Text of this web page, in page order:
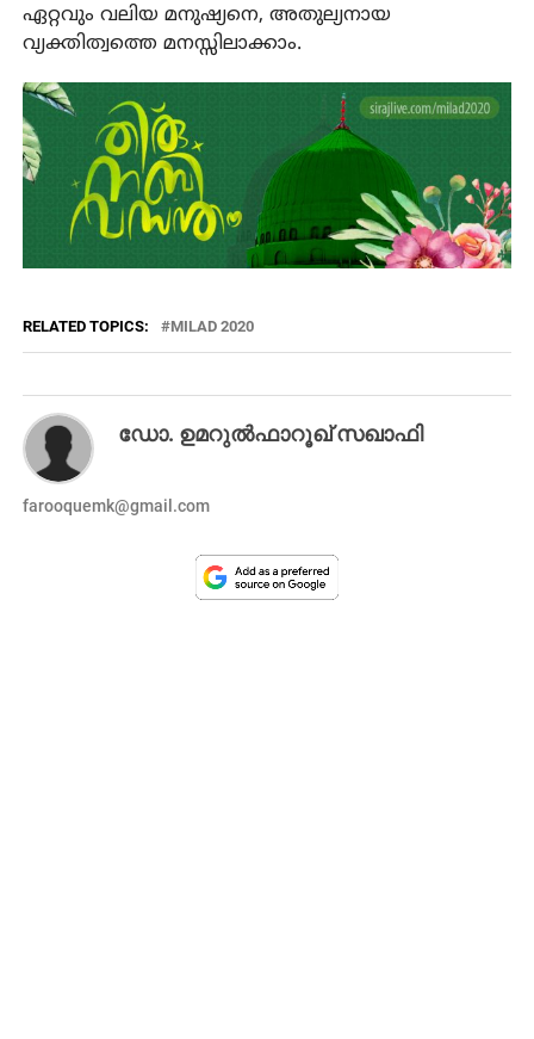
ഏറ്റവും വലിയ മനുഷ്യനെ, അതുല്യനായ
വ്യക്തിത്വത്തെ മനസ്സിലാക്കാം.
RELATED TOPICS: MILAD 2020
ഡോ. ഉമറുല്‍ഫാറൂഖ് സഖാഫി
farooquemk@gmail.com